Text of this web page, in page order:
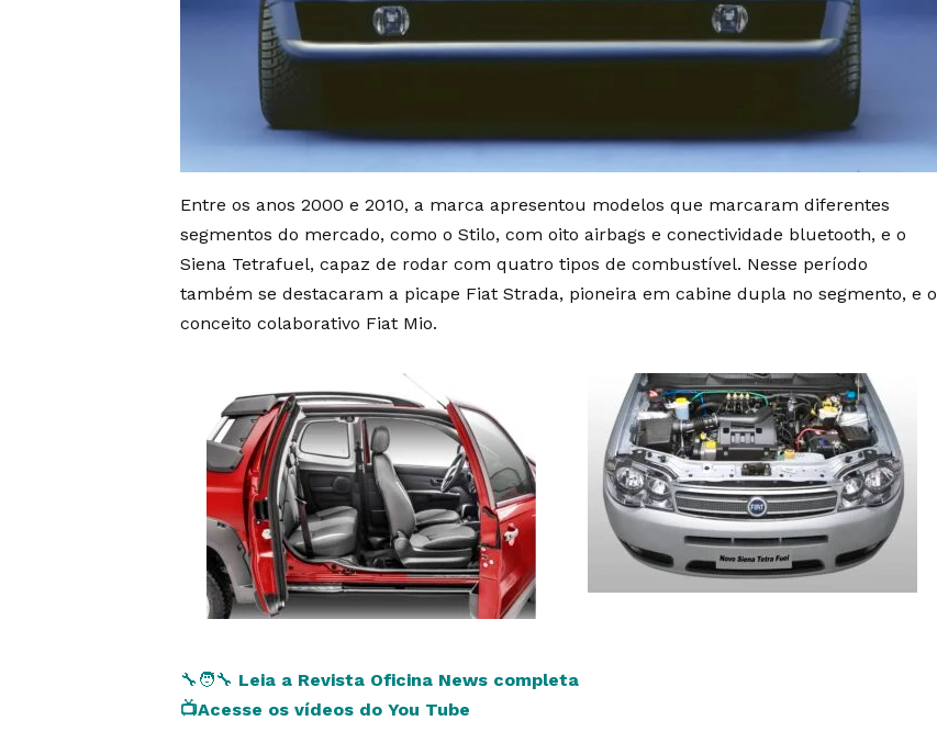
Entre os anos 2000 e 2010, a marca apresentou modelos que marcaram diferentes
segmentos do mercado, como o Stilo, com oito airbags e conectividade bluetooth, e o
Siena Tetrafuel, capaz de rodar com quatro tipos de combustível. Nesse período
também se destacaram a picape Fiat Strada, pioneira em cabine dupla no segmento, e o
conceito colaborativo Fiat Mio.
🔧🧑‍🔧 Leia a Revista Oficina News completa
📺Acesse os vídeos do You Tube